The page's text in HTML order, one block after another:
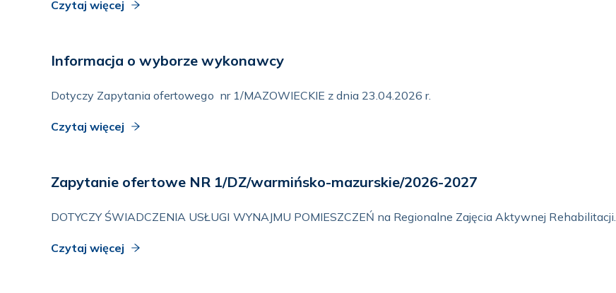
Czytaj więcej
Informacja o wyborze wykonawcy
Dotyczy Zapytania ofertowego nr 1/MAZOWIECKIE z dnia 23.04.2026 r.
Czytaj więcej
Zapytanie ofertowe NR 1/DZ/warmińsko-mazurskie/2026-2027
DOTYCZY ŚWIADCZENIA USŁUGI WYNAJMU POMIESZCZEŃ na Regionalne Zajęcia Aktywnej Rehabilitacji.
Czytaj więcej